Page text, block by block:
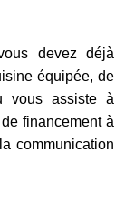
devez déjà
équipée, de
vous assiste à
financement à
communication